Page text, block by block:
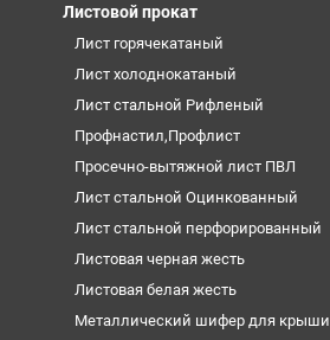
Листовой прокат
Лист горячекатаный
Лист холоднокатаный
Лист стальной Рифленый
Профнастил,Профлист
Просечно-вытяжной лист ПВЛ
Лист стальной Оцинкованный
Лист стальной перфорированный
Листовая черная жесть
Листовая белая жесть
Металлический шифер для крыши